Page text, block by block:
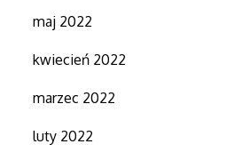
maj 2022
kwiecień 2022
marzec 2022
luty 2022